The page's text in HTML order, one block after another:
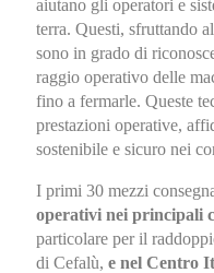
aiutano gli operatori e
terra. Questi, sfruttando
sono in grado di
raggio operativo delle
fino a fermarle. Queste
prestazioni operative,
sostenibile e sicuro nei
I primi 30 mezzi
operativi nei principali
particolare per il
di Cefalù, e nel Centro